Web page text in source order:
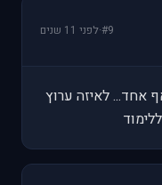
#9
·לפני 11 שנים
אחד... לאיזה ערוץ